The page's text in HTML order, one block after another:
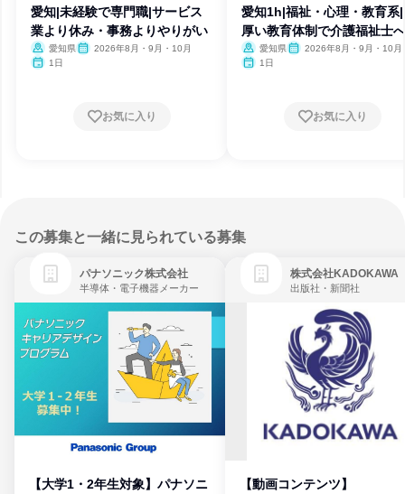
愛知|未経験で専門職|サービス
業より休み・事務よりやりがい
愛知県
2026年8月・9月・10月
1日
お気に入り
愛知1h|福祉・心理・教育系
厚い教育体制で介護福祉士へ
愛知県
2026年8月・9月・10月
1日
お気に入り
この募集と一緒に見られている募集
パナソニック株式会社
半導体・電子機器メーカー
【大学1・2年生対象】パナソニ
株式会社KADOKAWA
出版社・新聞社
【動画コンテンツ】